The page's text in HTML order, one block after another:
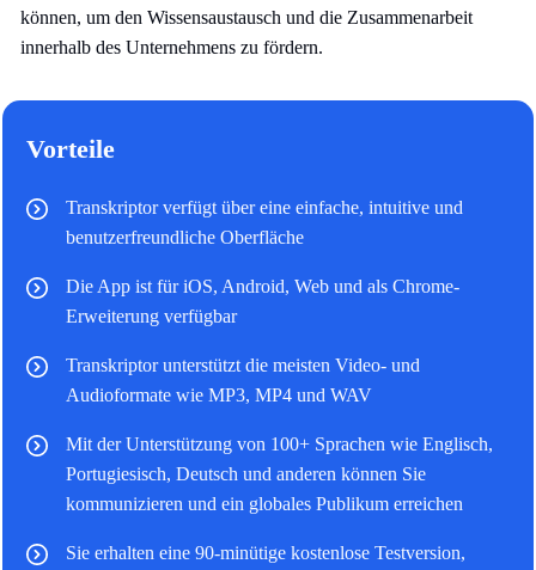
können, um den Wissensaustausch und die Zusammenarbeit
innerhalb des Unternehmens zu fördern.
Vorteile
Transkriptor verfügt über eine einfache, intuitive und
benutzerfreundliche Oberfläche
Die App ist für iOS, Android, Web und als Chrome-
Erweiterung verfügbar
Transkriptor unterstützt die meisten Video- und
Audioformate wie MP3, MP4 und WAV
Mit der Unterstützung von 100+ Sprachen wie Englisch,
Portugiesisch, Deutsch und anderen können Sie
kommunizieren und ein globales Publikum erreichen
Sie erhalten eine 90-minütige kostenlose Testversion,